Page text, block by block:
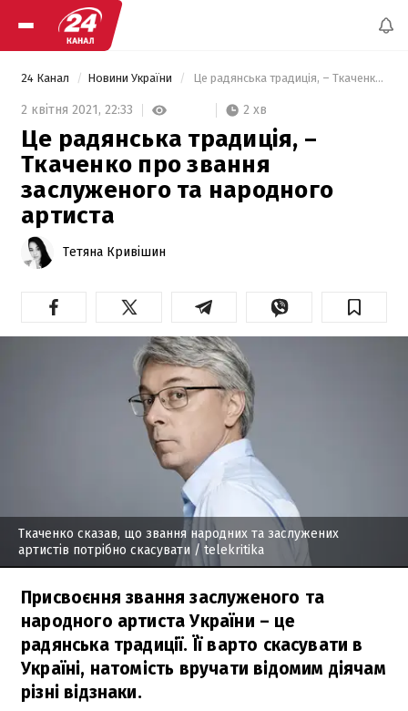
24 Канал Новини України Це радянська традиція, – Ткаченко про звання заслуженого та народного артиста
2 квітня 2021, 22:33 2 хв
Це радянська традиція, –
Ткаченко про звання
заслуженого та народного
артиста
Тетяна Кривішин
Ткаченко сказав, що звання народних та заслужених
артистів потрібно скасувати / telekritika
Присвоєння звання заслуженого та
народного артиста України – це
радянська традиції. Її варто скасувати в
Україні, натомість вручати відомим діячам
різні відзнаки.